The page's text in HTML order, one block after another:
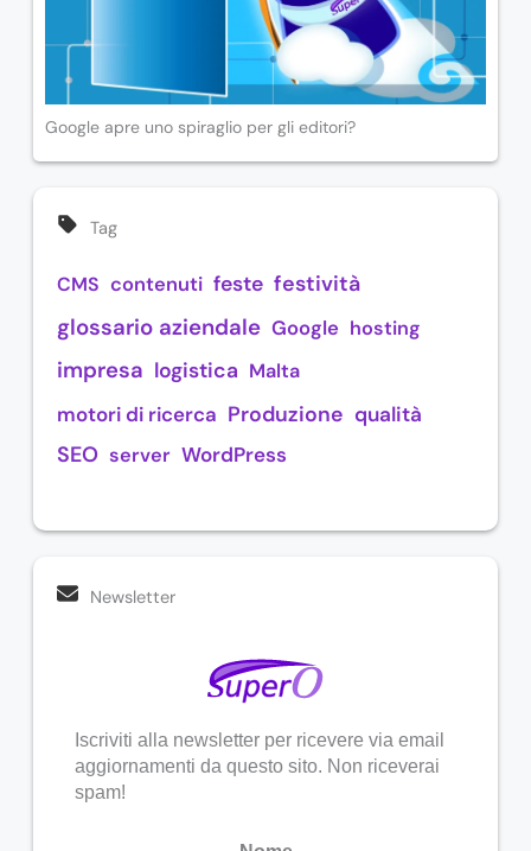
Google apre uno spiraglio per gli editori?
Tag
CMS contenuti feste festività
glossario aziendale Google hosting
impresa logistica Malta
motori di ricerca Produzione qualità
SEO server WordPress
Newsletter
Iscriviti alla newsletter per ricevere via email
aggiornamenti da questo sito. Non riceverai
spam!